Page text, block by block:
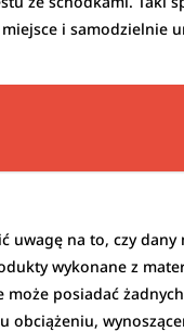
i samodzielnie
na to, czy dany
wykonane z
posiadać